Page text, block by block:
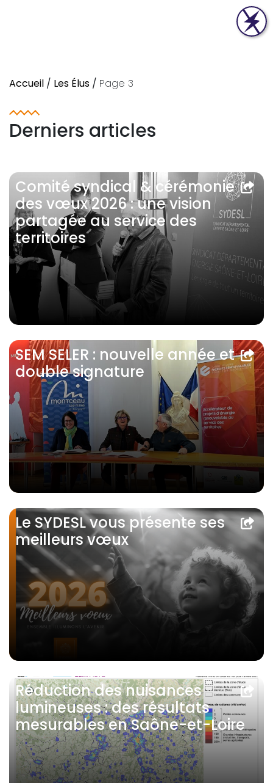
Accueil / Les Élus / Page 3
Derniers articles
Comité syndical & cérémonie
des vœux 2026 : une vision
partagée au service des
territoires
SEM SELER : nouvelle année et
double signature
Le SYDESL vous présente ses
meilleurs vœux
Réduction des nuisances
lumineuses : des résultats
mesurables en Saône-et-Loire